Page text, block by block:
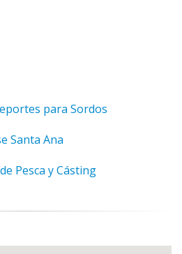
para Sordos
Santa Ana
Pesca y Cásting